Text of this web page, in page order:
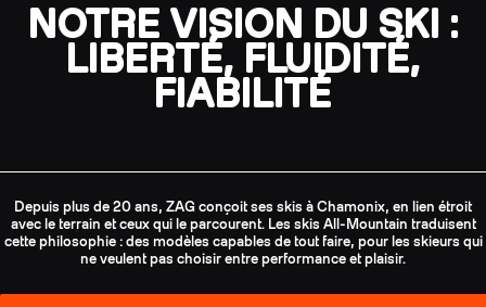
NOTRE VISION DU SKI :
LIBERTÉ, FLUIDITÉ,
FIABILITÉ
Depuis plus de 20 ans, ZAG conçoit ses skis à Chamonix, en lien étroit
avec le terrain et ceux qui le parcourent. Les skis All-Mountain traduisent
cette philosophie : des modèles capables de tout faire, pour les skieurs qui
ne veulent pas choisir entre performance et plaisir.